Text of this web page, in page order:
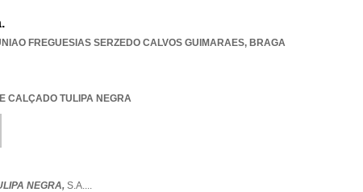
FREGUESIAS SERZEDO CALVOS GUIMARAES, BRAGA
CALÇADO TULIPA NEGRA
NEGRA, S.A....